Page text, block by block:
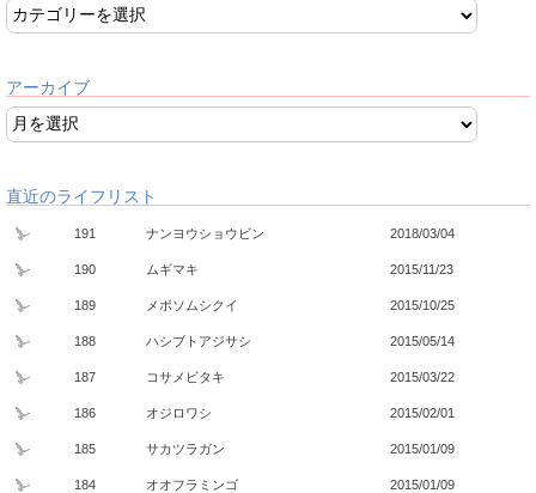
アーカイブ
直近のライフリスト
191 ナンヨウショウビン 2018/03/04
190 ムギマキ 2015/11/23
189 メボソムシクイ 2015/10/25
188 ハシブトアジサシ 2015/05/14
187 コサメビタキ 2015/03/22
186 オジロワシ 2015/02/01
185 サカツラガン 2015/01/09
184 オオフラミンゴ 2015/01/09